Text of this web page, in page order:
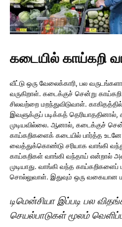
கடையில் காய்கறி
வீட்டு ஒரு வேலைக்காரி, பல
வருகிறாள். கடைக்குச் சென்று
சிலவற்றை மறந்துவிடுவாள்.
இவளுக்குப் படிக்கத் தெரியாததினால்,
முடியவில்லை. ஆனால், கடைக்குச்
காய்கறிகளைக் கடையில் பார்த்த
வைத்துக்கொண்டு சரியாக வாங்கி
காய்கறிகள் வாங்கி வந்தாய் என்றால்
முடியாது. வாங்கி வந்த காய்கறிகளைப்
சொல்லுவாள். இதுவும் ஒரு வகையான
டிமென்சியா இப்படி பல
செயல்பாடுகள் மூலம்